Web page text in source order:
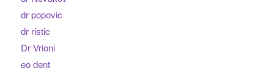
dr popovic
dr ristic
Dr Vrioni
eo dent